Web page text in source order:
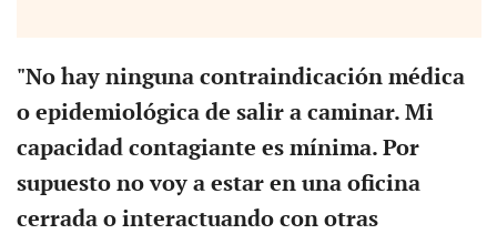
"No hay ninguna contraindicación médica
o epidemiológica de salir a caminar. Mi
capacidad contagiante es mínima. Por
supuesto no voy a estar en una oficina
cerrada o interactuando con otras